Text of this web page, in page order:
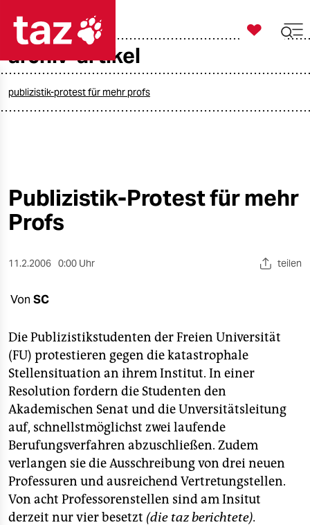
taz zahl ich
öko
gesellschaft
nord
wahrheit
verlag
verlag
veranstaltungen
shop
fragen & hilfe

taz zahl ich
archiv-artikel
publizistik-protest für mehr profs
Publizistik-Protest für mehr
Profs
11.2.2006 0:00 Uhr teilen
Von SC
Die Publizistikstudenten der Freien Universität
(FU) protestieren gegen die katastrophale
Stellensituation an ihrem Institut. In einer
Resolution fordern die Studenten den
Akademischen Senat und die Unversitätsleitung
auf, schnellstmöglichst zwei laufende
Berufungsverfahren abzuschließen. Zudem
verlangen sie die Ausschreibung von drei neuen
Professuren und ausreichend Vertretungstellen.
Von acht Professorenstellen sind am Insitut
derzeit nur vier besetzt (die taz berichtete).